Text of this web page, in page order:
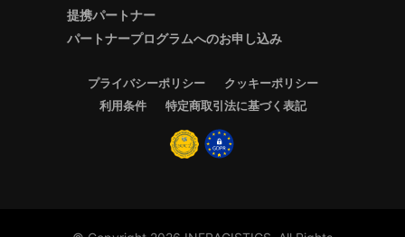
提携パートナー
パートナープログラムへのお申し込み
プライバシーポリシー
クッキーポリシー
利用条件
特定商取引法に基づく表記